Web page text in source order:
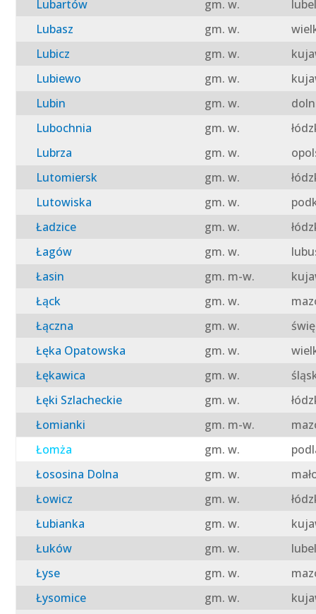
Lubartów gm. w.
Lubasz
gm. w.
Lubicz
gm. w.
Lubiewo
gm. w.
Lubin
gm. w.
Lubochnia
gm. w.
Lubrza
gm. w.
Lutomiersk
gm. w.
Lutowiska
gm. w.
Ładzice
gm. w.
Łagów
gm. w.
Łasin
gm. m-w.
Łąck
gm. w.
Łączna
gm. w.
Łęka Opatowska
gm. w.
Łękawica
gm. w.
Łęki Szlacheckie
gm. w.
Łomianki
gm. m-w.
Łomża
gm. w.
Łososina Dolna
gm. w.
Łowicz
gm. w.
Łubianka
gm. w.
Łuków
gm. w.
Łyse
gm. w.
Łysomice
gm. w.